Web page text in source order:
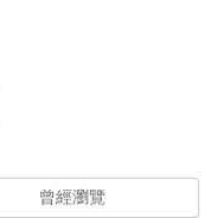
曾經瀏覽